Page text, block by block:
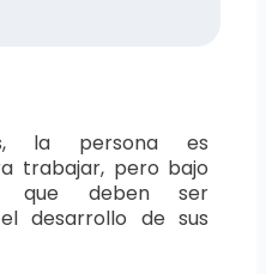
la persona es
trabajar, pero bajo
que deben ser
desarrollo de sus